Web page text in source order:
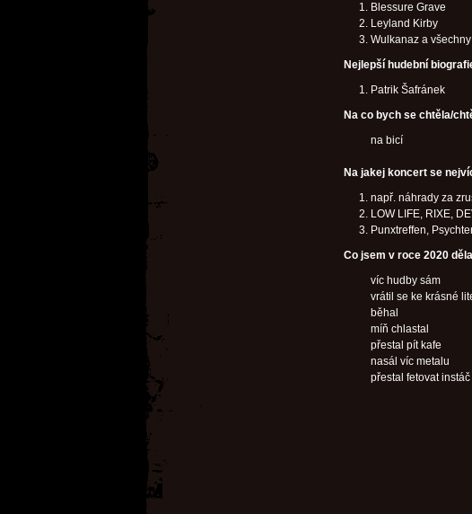
Blessure Grave
Leyland Kirby
Wulkanaz a
Nejlepší hudební
Patrik Šafránek
Na co bych se chtěla/
na bicí
Na jakej koncert se
např. náhrady za
LOW LIFE, RIXE,
Punxtreffen,
Co jsem v roce 2020
víc hudby sám
vrátil se ke krásné
běhal
míň chlastal
přestal pít kafe
nasál víc metalu
přestal fetovat